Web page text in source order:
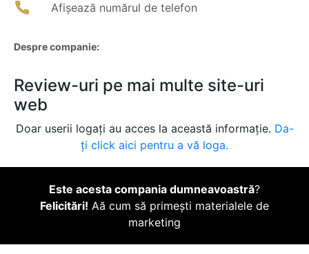
Afișează numărul de telefon
Despre companie:
Review-uri pe mai multe site-uri
web
Doar userii logați au acces la această informație. Da-
ți click aici pentru a vă loga.
Este acesta compania dumneavoastră?
Felicitări! Aă cum să primești materialele de
marketing